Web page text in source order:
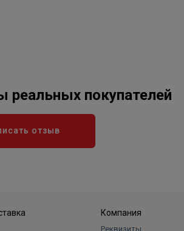
реальных покупателей
отзыв
Компания
Реквизиты